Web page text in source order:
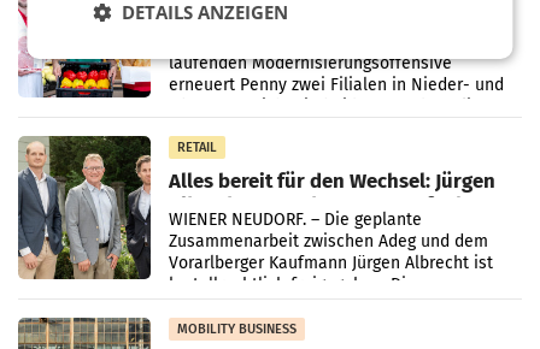
Ober- und Niederösterreich
laufenden Modernisierungsoffensive
erneuert Penny zwei Filialen in Nieder- und
RETAIL
Alles bereit für den Wechsel: Jürgen
Albrecht setzt ab 1.1.2027 auf Adeg
WIENER NEUDORF. – Die geplante
Zusammenarbeit zwischen Adeg und dem
Vorarlberger Kaufmann Jürgen Albrecht ist
kartellrechtlich freigegeben: Die
Bundeswettbewerbsbehörde und der
Bundeskartellanwalt
MOBILITY BUSINESS
DETAILS ANZEIGEN